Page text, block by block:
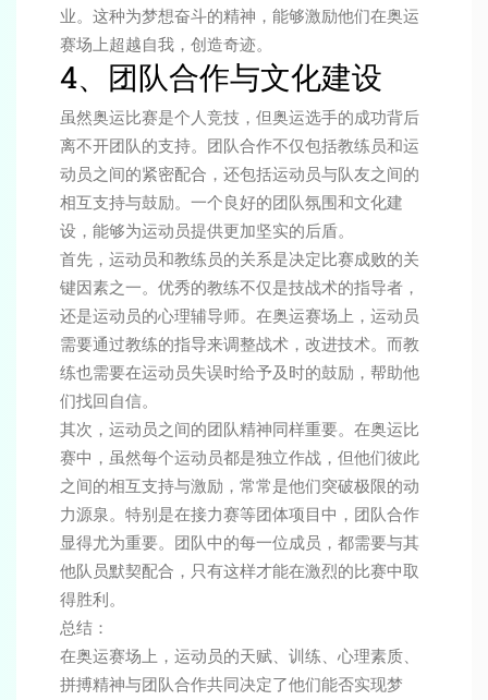
业。这种为梦想奋斗的精神，能够激励他们在奥运
赛场上超越自我，创造奇迹。
4、团队合作与文化建设
虽然奥运比赛是个人竞技，但奥运选手的成功背后
离不开团队的支持。团队合作不仅包括教练员和运
动员之间的紧密配合，还包括运动员与队友之间的
相互支持与鼓励。一个良好的团队氛围和文化建
设，能够为运动员提供更加坚实的后盾。
首先，运动员和教练员的关系是决定比赛成败的关
键因素之一。优秀的教练不仅是技战术的指导者，
还是运动员的心理辅导师。在奥运赛场上，运动员
需要通过教练的指导来调整战术，改进技术。而教
练也需要在运动员失误时给予及时的鼓励，帮助他
们找回自信。
其次，运动员之间的团队精神同样重要。在奥运比
赛中，虽然每个运动员都是独立作战，但他们彼此
之间的相互支持与激励，常常是他们突破极限的动
力源泉。特别是在接力赛等团体项目中，团队合作
显得尤为重要。团队中的每一位成员，都需要与其
他队员默契配合，只有这样才能在激烈的比赛中取
得胜利。
总结：
在奥运赛场上，运动员的天赋、训练、心理素质、
拼搏精神与团队合作共同决定了他们能否实现梦